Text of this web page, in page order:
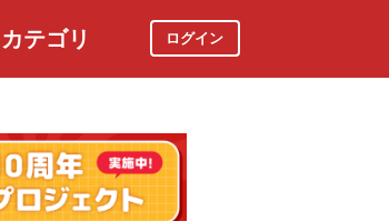
カテゴリ ログイン